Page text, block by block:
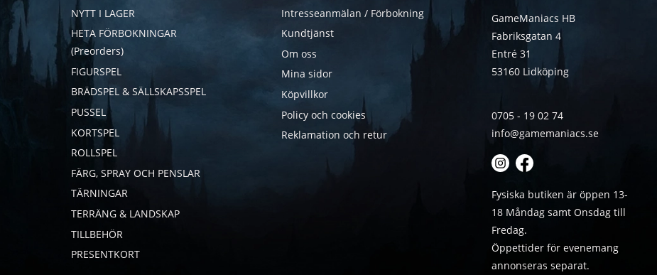
NYTT I LAGER
HETA FÖRBOKNINGAR
(Preorders)
FIGURSPEL
BRÄDSPEL & SÄLLSKAPSSPEL
PUSSEL
KORTSPEL
ROLLSPEL
FÄRG, SPRAY OCH PENSLAR
TÄRNINGAR
TERRÄNG & LANDSKAP
TILLBEHÖR
PRESENTKORT
Intresseanmälan / Förbokning
Kundtjänst
Om oss
Mina sidor
Köpvillkor
Policy och cookies
Reklamation och retur
GameManiacs HB
Fabriksgatan 4
Entré 31
53160 Lidköping
0705 - 19 02 74
info@gamemaniacs.se
Fysiska butiken är öppen 13-
18 Måndag samt Onsdag till
Fredag.
Öppettider för evenemang
annonseras separat.